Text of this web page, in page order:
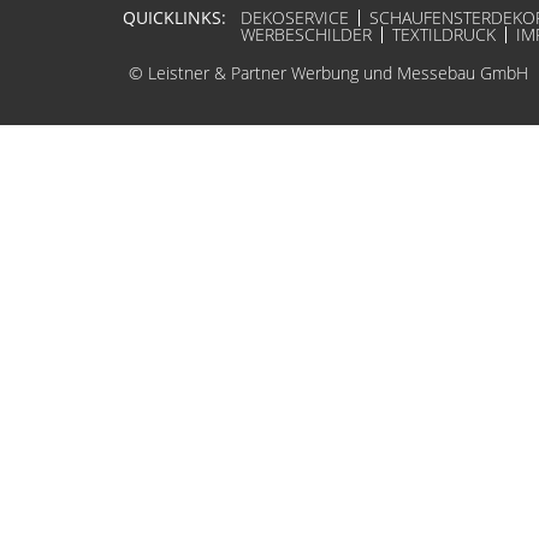
QUICKLINKS: DEKOSERVICE
WERBESCHILDER TEXTILDRUCK
© Leistner & Partner Werbung und Messebau GmbH